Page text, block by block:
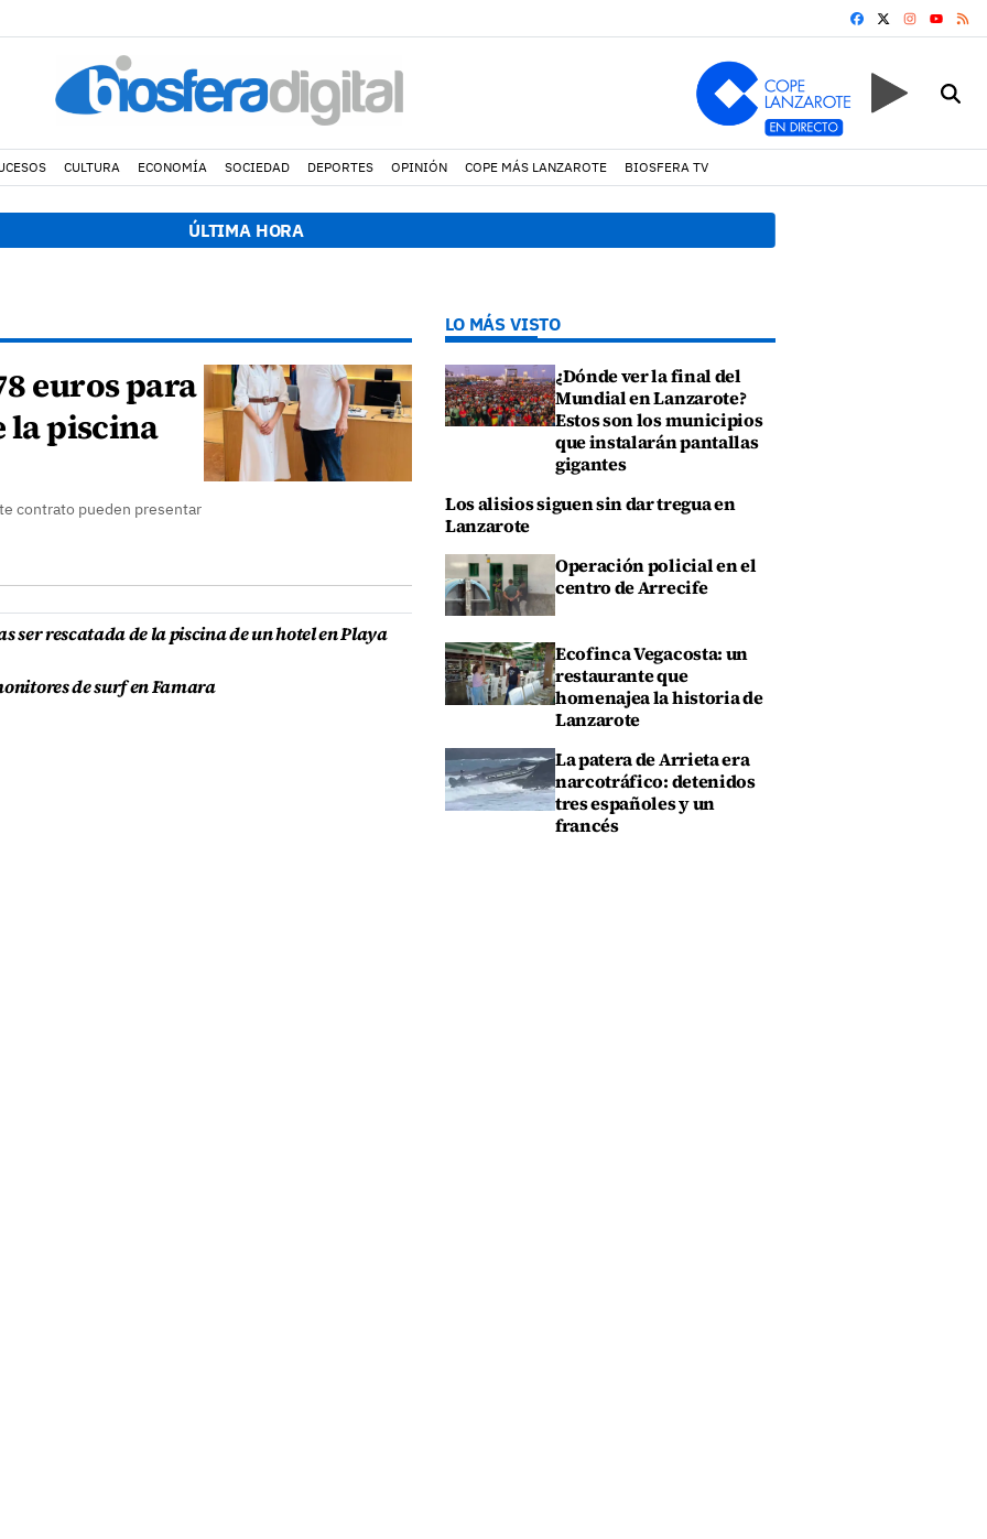
FACEBOOK
YOUTUBE
CULTURA ECONOMÍA SOCIEDAD DEPORTES OPINIÓN COPE MÁS LANZAROTE BIOSFERA TV
ÚLTIMA HORA
euros para
la piscina
contrato pueden presentar
ser rescatada de la piscina de un hotel en Playa
de surf en Famara
LO MÁS VISTO
¿Dónde ver la final del
Mundial en Lanzarote?
Estos son los municipios
que instalarán pantallas
gigantes
Los alisios siguen sin dar tregua en
Lanzarote
Operación policial en el
centro de Arrecife
Ecofinca Vegacosta: un
restaurante que
homenajea la historia de
Lanzarote
La patera de Arrieta era
narcotráfico: detenidos
tres españoles y un
francés